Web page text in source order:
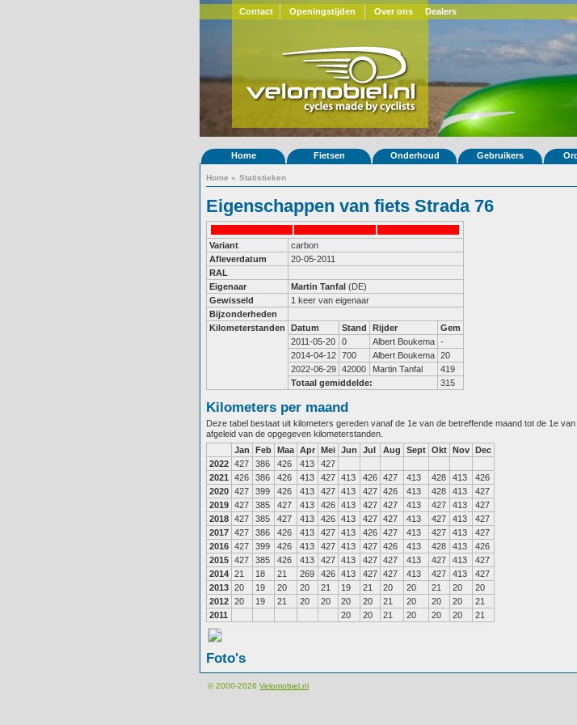
Contact Openingstijden Over ons Dealers
Home Fietsen Onderhoud Gebruikers
Home » Statistieken
Eigenschappen van fiets Strada 76
Variant
carbon
Afleverdatum
20-05-2011
RAL
Eigenaar
Martin Tanfal (DE)
Gewisseld
1 keer van eigenaar
Bijzonderheden
Kilometerstanden
Datum Stand Rijder
Gem
2011-05-20
0 Albert Boukema -
2014-04-12 700 Albert Boukema 20
2022-06-29 42000 Martin Tanfal
419
Totaal gemiddelde:
315
Kilometers per maand
Deze tabel bestaat uit kilometers gereden vanaf de 1e van de betreffende maand tot de 1e
afgeleid van de opgegeven kilometerstanden.
Jan
Feb Maa Apr Mei Jun Jul Aug Sept Okt Nov Dec
2022 427 386 426 413
427
2021
426 386 426 413 427 413 426 427 413 428 413
426
2020 427 399 426 413 427 413 427 426 413 428 413
427
2019 427 385 427 413 426 413 427 427 413 427 413
427
2018 427 385 427 413 426 413 427 427 413 427 413
427
2017 427 386 426 413 427 413 426 427 413 427 413
427
2016 427 399 426 413 427 413 427 426 413 428 413
426
2015 427 385 426 413 427 413 427 427 413 427 413
427
2014 21 18 21 269 426 413 427 427 413 427 413
427
2013 20 19 20 20 21 19 21 20 20 21 20
20
2012 20 19 21 20 20 20 20 21 20 20 20
21
2011
20 20 21 20 20 20 21
Foto's
© 2000-2026 Velomobiel.nl